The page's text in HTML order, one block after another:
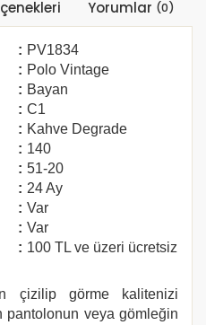
Yorumlar (0)
: PV1834
: Polo Vintage
: Bayan
: C1
: Kahve Degrade
: 140
: 51-20
: 24 Ay
: Var
: Var
: 100 TL ve üzeri ücretsiz
çizilip görme kalitenizi
pantolonun veya gömleğin